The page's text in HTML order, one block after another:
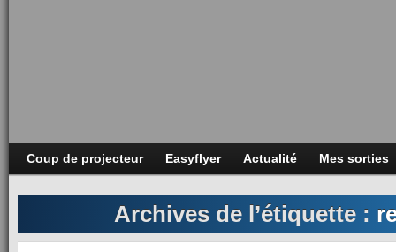
Coup de projecteur Easyflyer Actualité Mes sorties
Archives de l’étiquette :